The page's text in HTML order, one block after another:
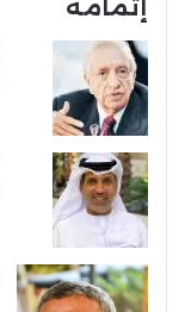
إتمامه